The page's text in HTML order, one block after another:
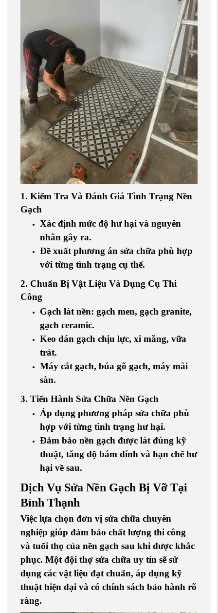
1. Kiểm Tra Và Đánh Giá Tình Trạng Nền
Gạch
Xác định mức độ hư hại và nguyên
nhân gây ra.
Đề xuất phương án sửa chữa phù hợp
với từng tình trạng cụ thể.
2. Chuẩn Bị Vật Liệu Và Dụng Cụ Thi
Công
Gạch lát nền: gạch men, gạch granite,
gạch ceramic.
Keo dán gạch chịu lực, xi măng, vữa
trát.
Máy cắt gạch, búa gõ gạch, máy mài
sàn.
3. Tiến Hành Sửa Chữa Nền Gạch
Áp dụng phương pháp sửa chữa phù
hợp với từng tình trạng hư hại.
Đảm bảo nền gạch được lát đúng kỹ
thuật, tăng độ bám dính và hạn chế hư
hại về sau.
Dịch Vụ Sửa Nền Gạch Bị Vỡ Tại
Bình Thạnh
Việc lựa chọn đơn vị sửa chữa chuyên
nghiệp giúp đảm bảo chất lượng thi công
và tuổi thọ của nền gạch sau khi được khắc
phục. Một đội thợ sửa chữa uy tín sẽ sử
dụng các vật liệu đạt chuẩn, áp dụng kỹ
thuật hiện đại và có chính sách bảo hành rõ
ràng.